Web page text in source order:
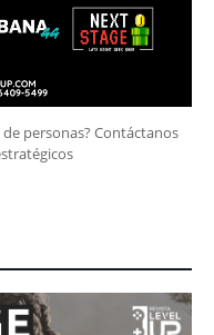
personas? Contáctanos